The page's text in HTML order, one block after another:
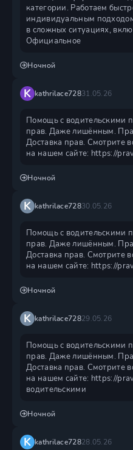
категории. Работаем
индивидуальным
в сложных ситуациях,
Официальное
Ночной
K kathrilace72831.05.26
Помощь с водительскими
прав. Даже лишённым.
Доставка прав. Смотрите
на нашем сайте: https://
Ночной
K kathrilace72830.05.26
Помощь с водительскими
прав. Даже лишённым.
Доставка прав. Смотрите
на нашем сайте: https://
Ночной
K kathrilace72829.05.26
Помощь с водительскими
прав. Даже лишённым.
Доставка прав. Смотрите
на нашем сайте: https://
водительскими
Ночной
K kathrilace72828.05.26